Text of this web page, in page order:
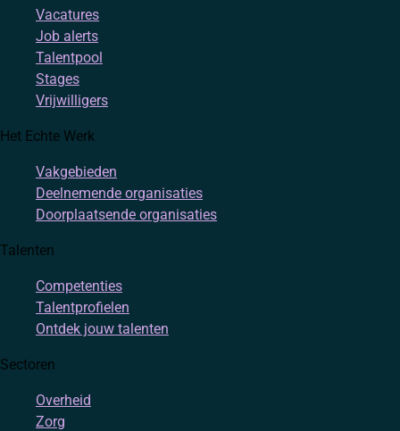
Vacatures
Job alerts
Talentpool
Stages
Vrijwilligers
Het Echte Werk
Vakgebieden
Deelnemende organisaties
Doorplaatsende organisaties
Talenten
Competenties
Talentprofielen
Ontdek jouw talenten
Sectoren
Overheid
Zorg